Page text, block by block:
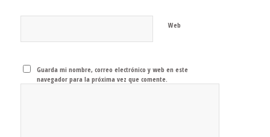
Web
Guarda mi nombre, correo electrónico y web en este
navegador para la próxima vez que comente.